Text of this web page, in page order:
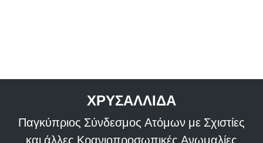
ΧΡΥΣΑΛΛΙΔΑ
Παγκύπριος Σύνδεσμος Ατόμων με Σχιστίες
και άλλες Κρανιοπροσωπικές Ανωμαλίες